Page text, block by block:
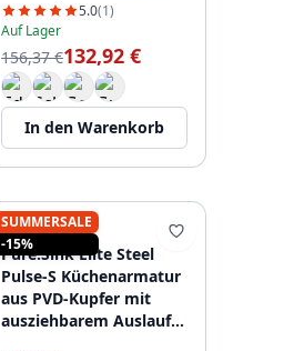
5.0(1)
Auf Lager
156,37 €132,92 €
In den Warenkorb
SUMMERSALE
-15%
PURE.SINK
Pure.Sink Elite Steel
Pulse-S Küchenarmatur
aus PVD-Kupfer mit
ausziehbarem Auslauf